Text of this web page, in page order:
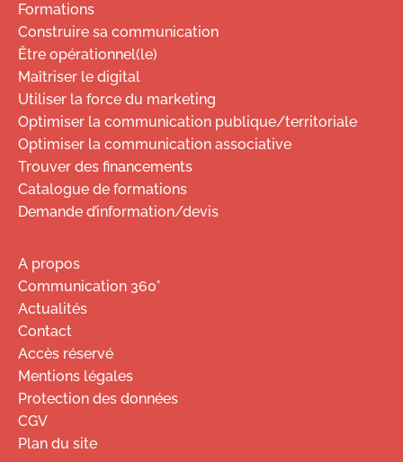
Formations
Construire sa communication
Être opérationnel(le)
Maîtriser le digital
Utiliser la force du marketing
Optimiser la communication publique/territoriale
Optimiser la communication associative
Trouver des financements
Catalogue de formations
Demande d’information/devis
A propos
Communication 360°
Actualités
Contact
Accès réservé
Mentions légales
Protection des données
CGV
Plan du site